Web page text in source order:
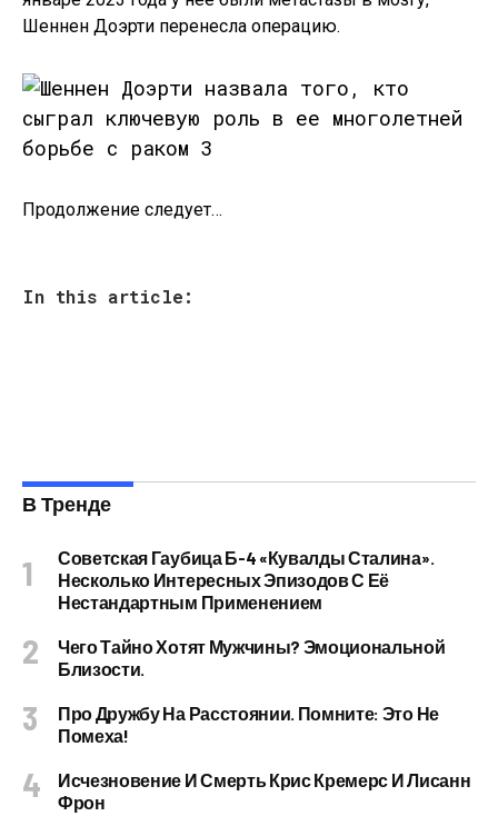
Шеннен Доэрти перенесла операцию.
Продолжение следует…
In this article:
В Тренде
Советская Гаубица Б-4 «Кувалды Сталина».
Несколько Интересных Эпизодов С Её
Нестандартным Применением
Чего Тайно Хотят Мужчины? Эмоциональной
Близости.
Про Дружбу На Расстоянии. Помните: Это Не
Помеха!
Исчезновение И Смерть Крис Кремерс И Лисанн
Фрон